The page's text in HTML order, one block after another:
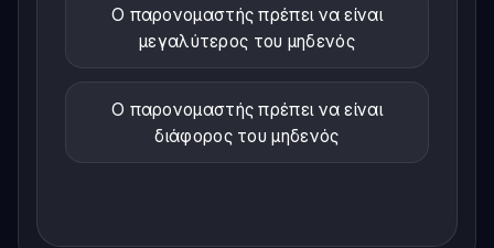
Ο παρονομαστής πρέπει να είναι
μεγαλύτερος του μηδενός
Ο παρονομαστής πρέπει να είναι
διάφορος του μηδενός